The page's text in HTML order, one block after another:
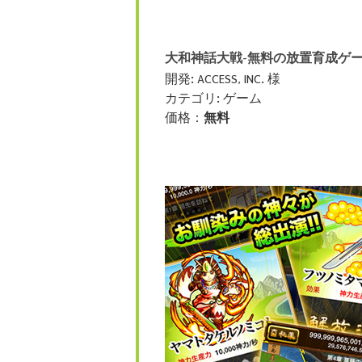
大和神話大戦-無料の放置育成ゲ
開発: ACCESS, INC. 様
カテゴリ: ゲーム
価格： 無料